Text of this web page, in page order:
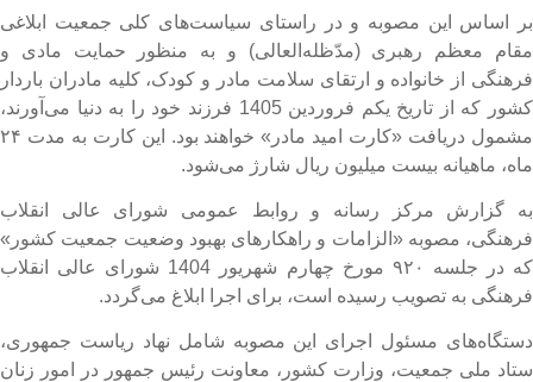
اساس این مصوبه و در راستای سیاست‌های کلی جمعیت ابلاغی
معظم رهبری (مدّظله‌العالی) و به منظور حمایت مادی و
از خانواده و ارتقای سلامت مادر و کودک، کلیه مادران باردار
کشور که از تاریخ یکم فروردین 1405 فرزند خود را به دنیا می‌آورند،
مشمول دریافت «کارت امید مادر» خواهند بود. این کارت به مدت ۲۴
ماهیانه بیست میلیون ریال شارژ می‌شود.
گزارش مرکز رسانه و روابط عمومی شورای عالی انقلاب
مصوبه «الزامات و راهکارهای بهبود وضعیت جمعیت کشور»
که در جلسه ۹۲۰ مورخ چهارم شهریور 1404 شورای عالی انقلاب
به تصویب رسیده است، برای اجرا ابلاغ می‌گردد.
مسئول اجرای این مصوبه شامل نهاد ریاست جمهوری،
ملی جمعیت، وزارت کشور، معاونت رئیس جمهور در امور زنان